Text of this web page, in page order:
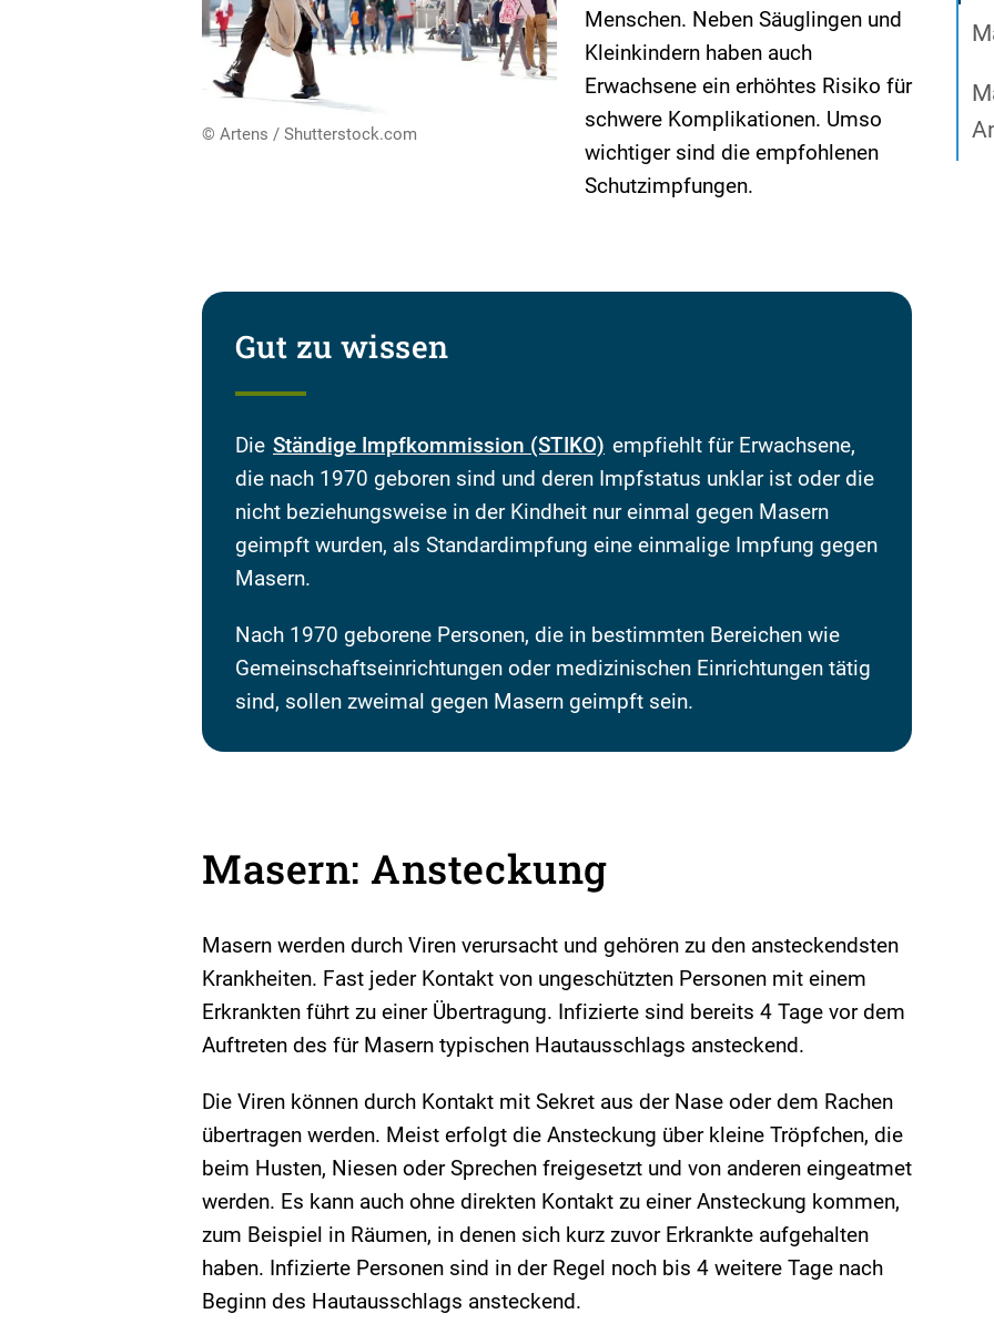
© Artens / Shutterstock.com
Menschen. Neben Säuglingen und
Kleinkindern haben auch
Erwachsene ein erhöhtes Risiko für
schwere Komplikationen. Umso
wichtiger sind die empfohlenen
Schutzimpfungen.
Gut zu wissen
Die Ständige Impfkommission (STIKO) empfiehlt für Erwachsene,
die nach 1970 geboren sind und deren Impfstatus unklar ist oder die
nicht beziehungsweise in der Kindheit nur einmal gegen Masern
geimpft wurden, als Standardimpfung eine einmalige Impfung gegen
Masern.
Nach 1970 geborene Personen, die in bestimmten Bereichen wie
Gemeinschaftseinrichtungen oder medizinischen Einrichtungen tätig
sind, sollen zweimal gegen Masern geimpft sein.
Masern: Ansteckung
Masern werden durch Viren verursacht und gehören zu den ansteckendsten
Krankheiten. Fast jeder Kontakt von ungeschützten Personen mit einem
Erkrankten führt zu einer Übertragung. Infizierte sind bereits 4 Tage vor dem
Auftreten des für Masern typischen Hautausschlags ansteckend.
Die Viren können durch Kontakt mit Sekret aus der Nase oder dem Rachen
übertragen werden. Meist erfolgt die Ansteckung über kleine Tröpfchen, die
beim Husten, Niesen oder Sprechen freigesetzt und von anderen eingeatmet
werden. Es kann auch ohne direkten Kontakt zu einer Ansteckung kommen,
zum Beispiel in Räumen, in denen sich kurz zuvor Erkrankte aufgehalten
haben. Infizierte Personen sind in der Regel noch bis 4 weitere Tage nach
Beginn des Hautausschlags ansteckend.